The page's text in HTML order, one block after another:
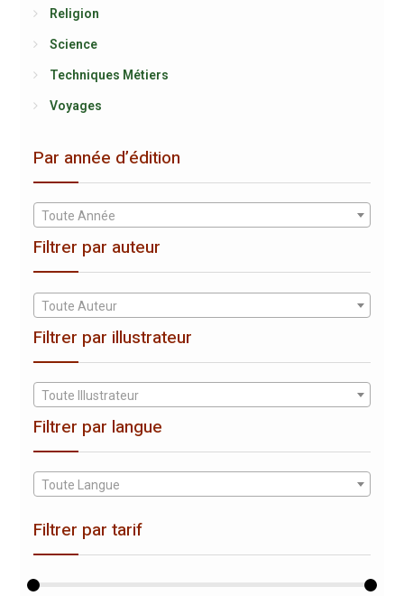
Religion
Science
Techniques Métiers
Voyages
Par année d’édition
Toute Année
Filtrer par auteur
Toute Auteur
Filtrer par illustrateur
Toute Illustrateur
Filtrer par langue
Toute Langue
Filtrer par tarif